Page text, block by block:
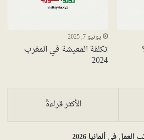
يونيو 7, 2025
تكلفة المعيشة في المغرب
2024
الأكثر قراءةً
العمل في ألمانيا 2026